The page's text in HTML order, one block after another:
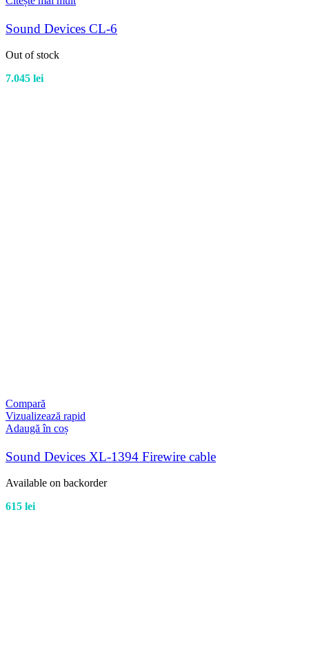
Sound Devices CL-6
Out of stock
7.045 lei
Compară
Vizualizează rapid
Adaugă în coș
Sound Devices XL-1394 Firewire cable
Available on backorder
615 lei